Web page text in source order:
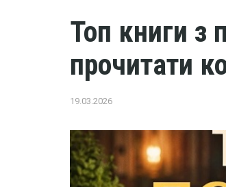
Топ книги з
прочитати
19.03.2026